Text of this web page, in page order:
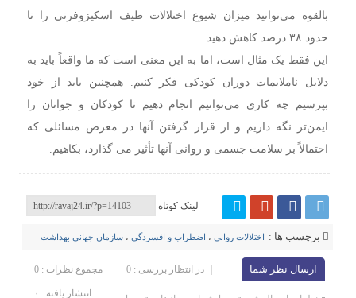
بالقوه می‌توانید میزان شیوع اختلالات طیف اسکیزوفرنی را تا
حدود ۳۸ درصد کاهش دهید.
این فقط یک مثال است، اما به این معنی است که ما واقعاً باید به
دلایل ناملایمات دوران کودکی فکر کنیم. همچنین باید از خود
بپرسیم چه کاری می‌توانیم انجام دهیم تا کودکان و جوانان را
ایمن‌تر نگه داریم و از قرار گرفتن آنها در معرض مسائلی که
احتمالاً بر سلامت جسمی و روانی آنها تأثیر می گذارد، بکاهیم.
لینک کوتاه
برچسب ها : اختلالات روانی ، اضطراب و افسردگی ،سازمان جهانی بهداشت
ارسال نظر شما مجموع نظرات : 0 در انتظار بررسی : 0
انتشار یافته : ۰